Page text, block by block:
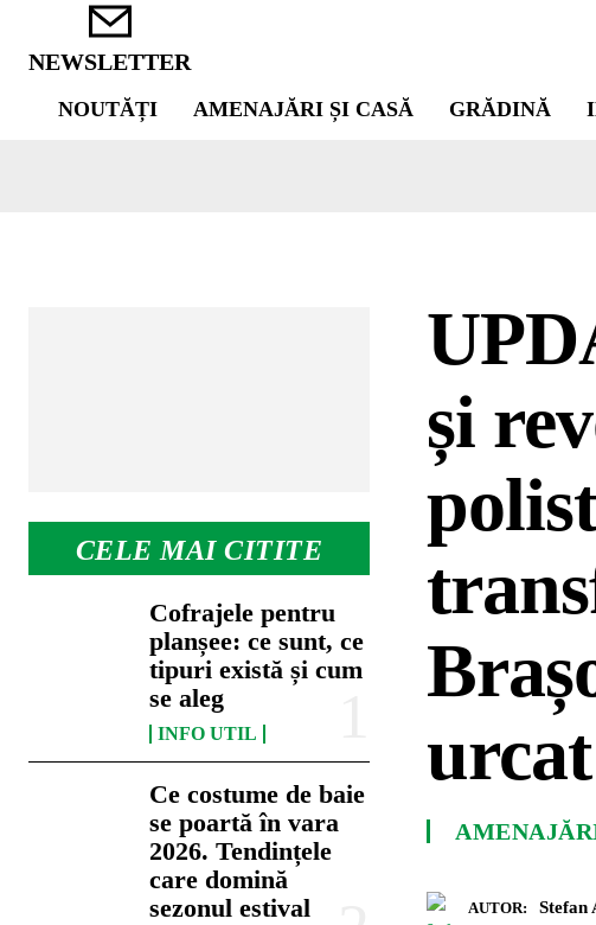
NEWSLETTER
NOUTĂȚI AMENAJĂRI ȘI CASĂ GRĂDINĂ
CELE MAI CITITE
Cofrajele pentru
planșee: ce sunt, ce
tipuri există și cum
se aleg
INFO UTIL
Ce costume de baie
se poartă în vara
2026. Tendințele
care domină
sezonul estival
și
AUTOR: Stefan